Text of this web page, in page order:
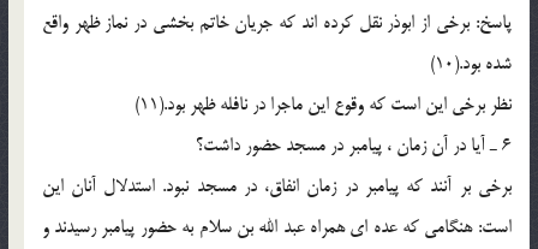
پاسخ: برخی از ابوذر نقل کرده اند که جریان خاتم بخشی در نماز ظهر واقع
شده بود.(10)
نظر برخی این است که وقوع این ماجرا در نافله ظهر بود.(11)
6 ـ آیا در آن زمان ، پیامبر در مسجد حضور داشت؟
برخی بر آنند که پیامبر در زمان انفاق، در مسجد نبود. استدلال آنان این
است: هنگامی که عده ای همراه عبد الله بن سلام به حضور پیامبر رسیدند و